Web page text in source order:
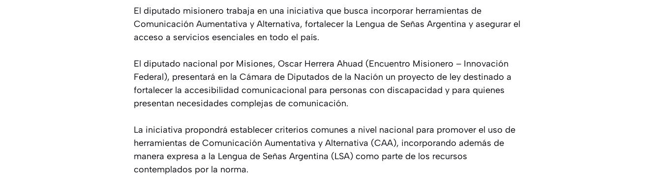
El diputado misionero trabaja en una iniciativa que busca incorporar herramientas de
Comunicación Aumentativa y Alternativa, fortalecer la Lengua de Señas Argentina y asegurar el
acceso a servicios esenciales en todo el país.
El diputado nacional por Misiones, Oscar Herrera Ahuad (Encuentro Misionero – Innovación
Federal), presentará en la Cámara de Diputados de la Nación un proyecto de ley destinado a
fortalecer la accesibilidad comunicacional para personas con discapacidad y para quienes
presentan necesidades complejas de comunicación.
La iniciativa propondrá establecer criterios comunes a nivel nacional para promover el uso de
herramientas de Comunicación Aumentativa y Alternativa (CAA), incorporando además de
manera expresa a la Lengua de Señas Argentina (LSA) como parte de los recursos
contemplados por la norma.